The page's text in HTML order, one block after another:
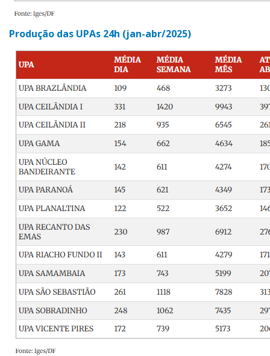
Produção das UPAs 24h (jan-abr/2025)